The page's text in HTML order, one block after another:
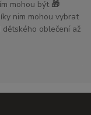
mohou být 🎁
nim mohou vybrat
oblečení až